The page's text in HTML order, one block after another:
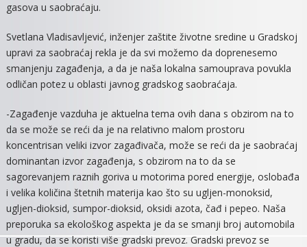
gasova u saobraćaju.
Svetlana Vladisavljević, inženjer zaštite životne sredine u Gradskoj
upravi za saobraćaj rekla je da svi možemo da doprenesemo
smanjenju zagađenja, a da je naša lokalna samouprava povukla
odličan potez u oblasti javnog gradskog saobraćaja.
-Zagađenje vazduha je aktuelna tema ovih dana s obzirom na to
da se može se reći da je na relativno malom prostoru
koncentrisan veliki izvor zagađivača, može se reći da je saobraćaj
dominantan izvor zagađenja, s obzirom na to da se
sagorevanjem raznih goriva u motorima pored energije, oslobađa
i velika količina štetnih materija kao što su ugljen-monoksid,
ugljen-dioksid, sumpor-dioksid, oksidi azota, čađ i pepeo. Naša
preporuka sa ekološkog aspekta je da se smanji broj automobila
u gradu, da se koristi više gradski prevoz. Gradski prevoz se